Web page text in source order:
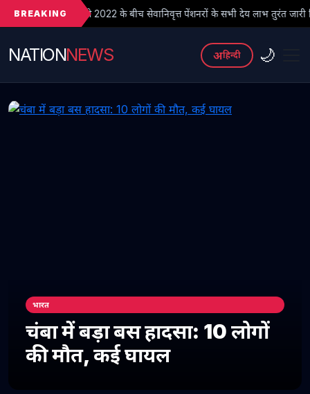
BREAKING
के बीच सेवानिवृत्त पेंशनरों के सभी देय लाभ तुरंत जारी किए जाएं ●
NATIONNEWS अहिन्दी 🌙
भारत
चंबा में बड़ा बस हादसा: 10 लोगों
की मौत, कई घायल